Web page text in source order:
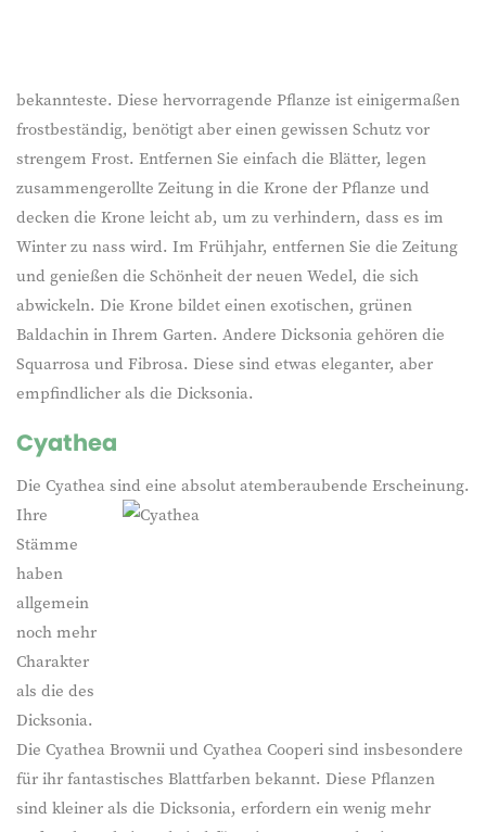
bekannteste. Diese hervorragende Pflanze ist einigermaßen
frostbeständig, benötigt aber einen gewissen Schutz vor
strengem Frost. Entfernen Sie einfach die Blätter, legen
zusammengerollte Zeitung in die Krone der Pflanze und
decken die Krone leicht ab, um zu verhindern, dass es im
Winter zu nass wird. Im Frühjahr, entfernen Sie die Zeitung
und genießen die Schönheit der neuen Wedel, die sich
abwickeln. Die Krone bildet einen exotischen, grünen
Baldachin in Ihrem Garten. Andere Dicksonia gehören die
Squarrosa und Fibrosa. Diese sind etwas eleganter, aber
empfindlicher als die Dicksonia.
Cyathea
Die Cyathea sind eine absolut atemberaubende Erscheinung.
Ihre
Stämme
haben
allgemein
noch mehr
Charakter
als die des
Dicksonia.
Die Cyathea Brownii und Cyathea Cooperi sind insbesondere
für ihr fantastisches Blattfarben bekannt. Diese Pflanzen
sind kleiner als die Dicksonia, erfordern ein wenig mehr